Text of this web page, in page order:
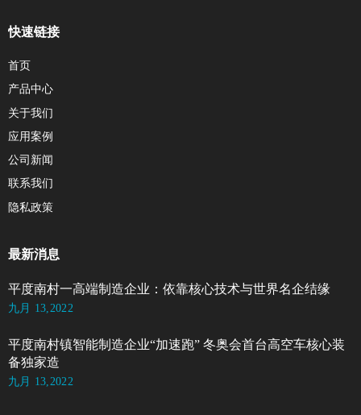
快速链接
首页
产品中心
关于我们
应用案例
公司新闻
联系我们
隐私政策
最新消息
平度南村一高端制造企业：依靠核心技术与世界名企结缘
九月 13,2022
平度南村镇智能制造企业“加速跑” 冬奥会首台高空车核心装
备独家造
九月 13,2022